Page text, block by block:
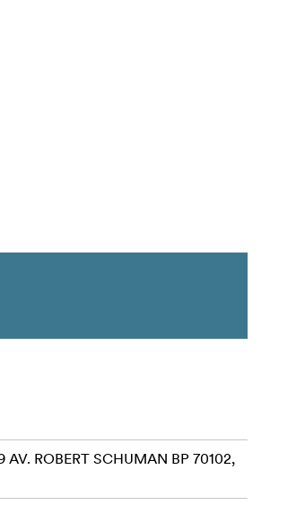
AV. ROBERT SCHUMAN BP 70102,